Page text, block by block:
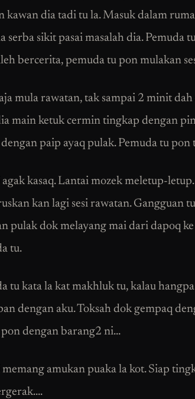
kawan dia tadi tu la. Masuk dalam
serba sikit pasai masalah dia. Pemuda
bercerita, pemuda tu pon mulakan
mula rawatan, tak sampai 2 minit
main ketuk cermin tingkap dengan
paip ayaq pulak. Pemuda tu pon
kasaq. Lantai mozek meletup-
kan lagi sesi rawatan. Gangguan
pulak dok melayang mai dari dapoq
tu.
tu kata la kat makhluk tu, kalau
dengan aku. Toksah dok gempaq
dengan barang2 ni…
amukan puaka la kot. Siap